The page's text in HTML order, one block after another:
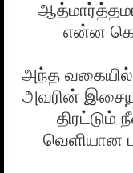
என்ன
அந்த வகையில்
அவரின்
திரட்டும்
வெளியான